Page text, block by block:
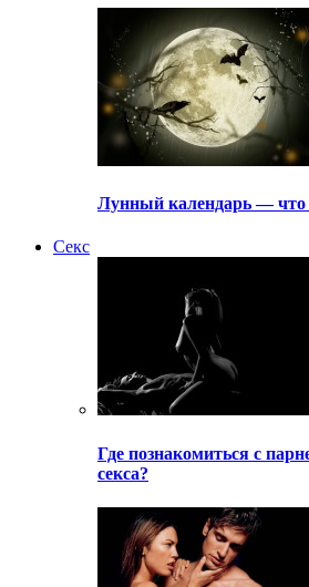
Лунный календарь — что
Секс
Где познакомиться с
секса?